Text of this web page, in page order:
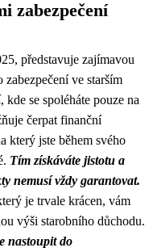
zabezpečení
představuje zajímavou
ve starším
se spoléháte pouze na
čerpat finanční
který jste během svého
Tím získáváte jistotu a
nemusí vždy garantovat.
je trvale krácen, vám
výši starobního důchodu.
nastoupit do